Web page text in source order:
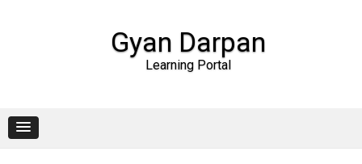
Gyan Darpan
Learning Portal